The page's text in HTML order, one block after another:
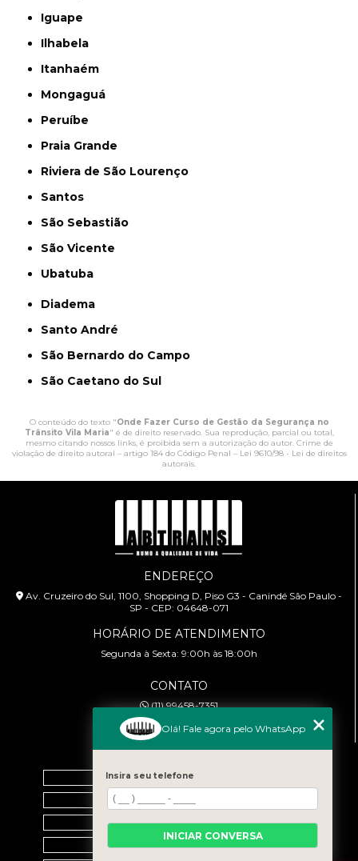
Iguape
Ilhabela
Itanhaém
Mongaguá
Peruíbe
Praia Grande
Riviera de São Lourenço
Santos
São Sebastião
São Vicente
Ubatuba
Diadema
Santo André
São Bernardo do Campo
São Caetano do Sul
O conteúdo do texto "Onde Fazer Curso de Gestão da Segurança no
Trânsito Vila Maria" é de direito reservado. Sua reprodução, parcial ou total,
mesmo citando nossos links, é proibida sem a autorização do autor. Crime de
violação de direito autoral – artigo 184 do Código Penal – Lei 9610/98 - Lei de direitos
autorais.
ENDEREÇO
Av. Cruzeiro do Sul, 1100, Shopping D, Piso G3 - Canindé São Paulo -
SP - CEP: 04648-071
HORÁRIO DE ATENDIMENTO
Segunda à Sexta: 9:00h às 18:00h
CONTATO
(11) 99458-7351
cursoabtrans@gmail.com
Home
Empresa
Galeria
Contato
Olá! Fale agora pelo WhatsApp
Insira seu telefone
INICIAR CONVERSA